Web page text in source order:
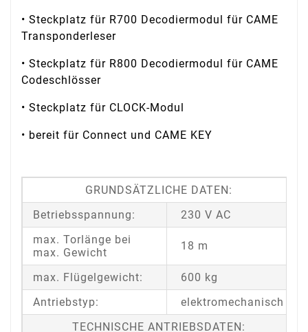
• Steckplatz für R700 Decodiermodul für CAME
Transponderleser
• Steckplatz für R800 Decodiermodul für CAME
Codeschlösser
• Steckplatz für CLOCK-Modul
• bereit für Connect und CAME KEY
GRUNDSÄTZLICHE DATEN:
Betriebsspannung:
230 V AC
max. Torlänge bei
max. Gewicht
18 m
max. Flügelgewicht:
600 kg
Antriebstyp:
elektromechanisch
TECHNISCHE ANTRIEBSDATEN: